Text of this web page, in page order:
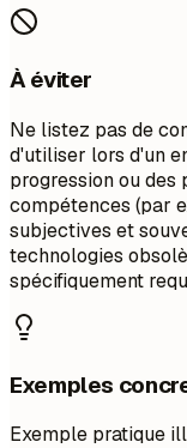
À éviter
Ne listez pas de
d'utiliser lors d'un
progression ou
compétences (par
subjectives et
technologies
spécifiquement
Exemples
Exemple pratique